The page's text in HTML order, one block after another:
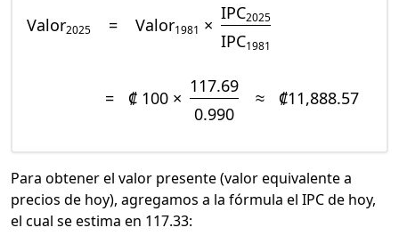
Valor2025 = Valor1981 ×
IPC2025
IPC1981
= ₡ 100 ×
117.69
0.990
≈ ₡11,888.57
Para obtener el valor presente (valor equivalente a
precios de hoy), agregamos a la fórmula el IPC de hoy,
el cual se estima en 117.33: